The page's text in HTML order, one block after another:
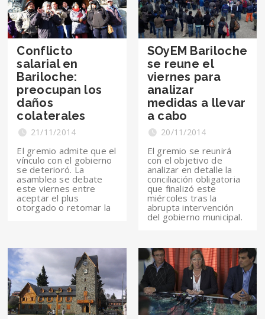
Conflicto
salarial en
Bariloche:
preocupan los
daños
colaterales
21/11/2014
El gremio admite que el
vínculo con el gobierno
se deterioró. La
asamblea se debate
este viernes entre
aceptar el plus
otorgado o retomar la
SOyEM Bariloche
se reune el
viernes para
analizar
medidas a llevar
a cabo
20/11/2014
El gremio se reunirá
con el objetivo de
analizar en detalle la
conciliación obligatoria
que finalizó este
miércoles tras la
abrupta intervención
del gobierno municipal.